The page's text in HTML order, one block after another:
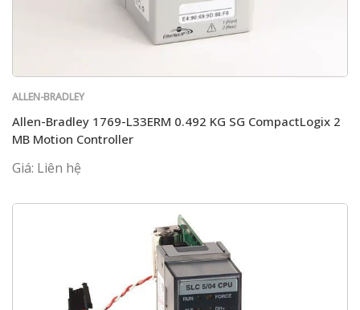
ALLEN-BRADLEY
Allen-Bradley 1769-L33ERM 0.492 KG SG CompactLogix 2
MB Motion Controller
Giá: Liên hệ